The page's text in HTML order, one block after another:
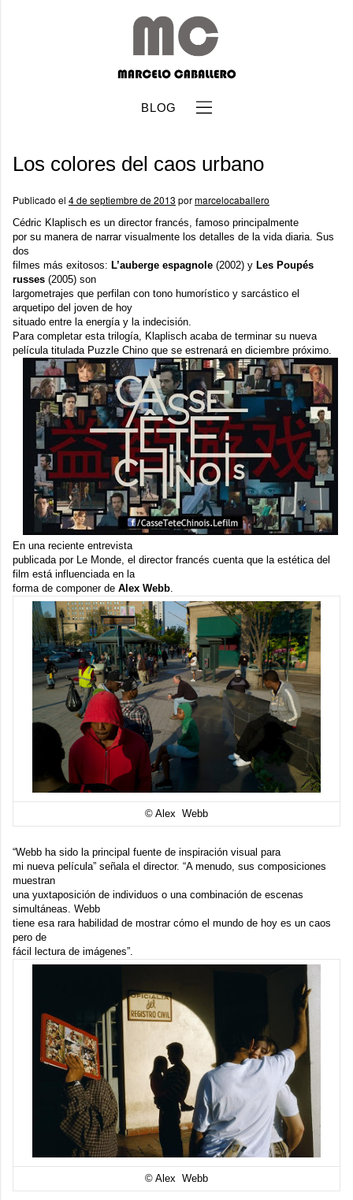
BLOG
Los colores del caos urbano
Publicado el 4 de septiembre de 2013 pormarcelocaballero
Cédric Klaplisch es un director francés, famoso principalmente
por su manera de narrar visualmente los detalles de la vida diaria. Sus
dos
filmes más exitosos: L’auberge espagnole (2002) y Les Poupés
russes (2005) son
largometrajes que perfilan con tono humorístico y sarcástico el
arquetipo del joven de hoy
situado entre la energía y la indecisión.
Para completar esta trilogía, Klaplisch acaba de terminar su nueva
película titulada Puzzle Chino que se estrenará en diciembre próximo.
En una reciente entrevista
publicada por Le Monde, el director francés cuenta que la estética del
film está influenciada en la
forma de componer de Alex Webb.
© Alex Webb
“Webb ha sido la principal fuente de inspiración visual para
mi nueva película” señala el director. “A menudo, sus composiciones
muestran
una yuxtaposición de individuos o una combinación de escenas
simultáneas. Webb
tiene esa rara habilidad de mostrar cómo el mundo de hoy es un caos
pero de
fácil lectura de imágenes”.
© Alex Webb